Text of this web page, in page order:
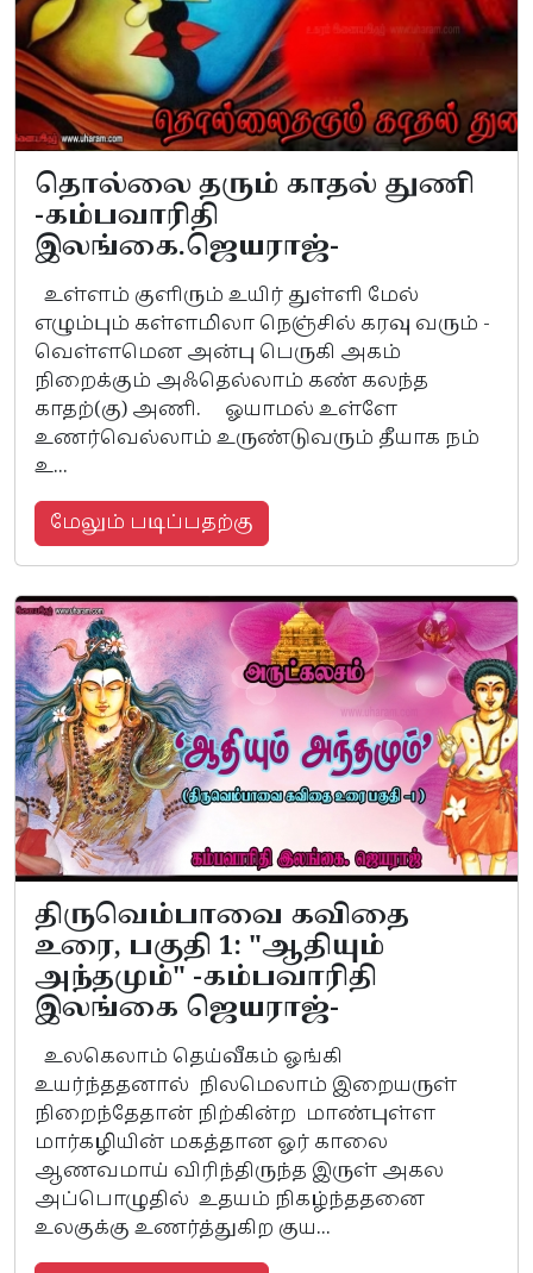
தொல்லை தரும் காதல் துணி
-கம்பவாரிதி
இலங்கை.ஜெயராஜ்-
உள்ளம் குளிரும் உயிர் துள்ளி மேல்
எழும்பும் கள்ளமிலா நெஞ்சில் கரவு வரும் -
வெள்ளமென அன்பு பெருகி அகம்
நிறைக்கும் அஃதெல்லாம் கண் கலந்த
காதற்(கு) அணி. ஓயாமல் உள்ளே
உணர்வெல்லாம் உருண்டுவரும் தீயாக நம்
உ...
மேலும் படிப்பதற்கு
திருவெம்பாவை கவிதை
உரை, பகுதி 1: "ஆதியும்
அந்தமும்" -கம்பவாரிதி
இலங்கை ஜெயராஜ்-
உலகெலாம் தெய்வீகம் ஓங்கி
உயர்ந்ததனால் நிலமெலாம் இறையருள்
நிறைந்தேதான் நிற்கின்ற மாண்புள்ள
மார்கழியின் மகத்தான ஓர் காலை
ஆணவமாய் விரிந்திருந்த இருள் அகல
அப்பொழுதில் உதயம் நிகழ்ந்ததனை
உலகுக்கு உணர்த்துகிற குய...